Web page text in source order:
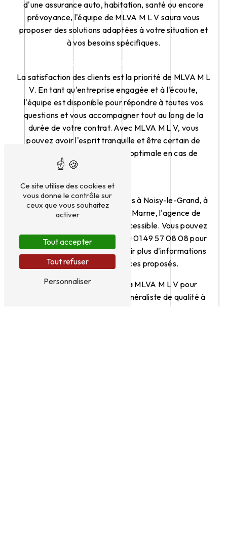
d'une assurance auto, habitation, santé ou encore
prévoyance, l'équipe de MLVA M L V saura vous
proposer des solutions adaptées à votre situation et
à vos besoins spécifiques.
Engagement de Qualité
La satisfaction des clients est la priorité de MLVA M L
V. En tant qu'entreprise engagée et à l'écoute,
l'équipe est disponible pour répondre à toutes vos
questions et vous accompagner tout au long de la
durée de votre contrat. Avec MLVA M L V, vous
pouvez avoir l'esprit tranquille et être certain de
bénéficier d'une protection optimale en cas de
Localisation et Contact
Située au 20 Clos des Cascades à Noisy-le-Grand, à
proximité de Champigny-sur-Marne, l'agence de
MLVA M L V est facilement accessible. Vous pouvez
les contacter par téléphone au 01 49 57 08 08 pour
prendre rendez-vous ou obtenir plus d'informations
sur les différents services proposés.
N'hésitez pas à faire appel à MLVA M L V pour
bénéficier d'une assurance généraliste de qualité à
Champigny-sur-Marne. Faites confiance à des
Ce site utilise des cookies et
vous donne le contrôle sur
ceux que vous souhaitez
activer
Tout accepter
Tout refuser
Personnaliser